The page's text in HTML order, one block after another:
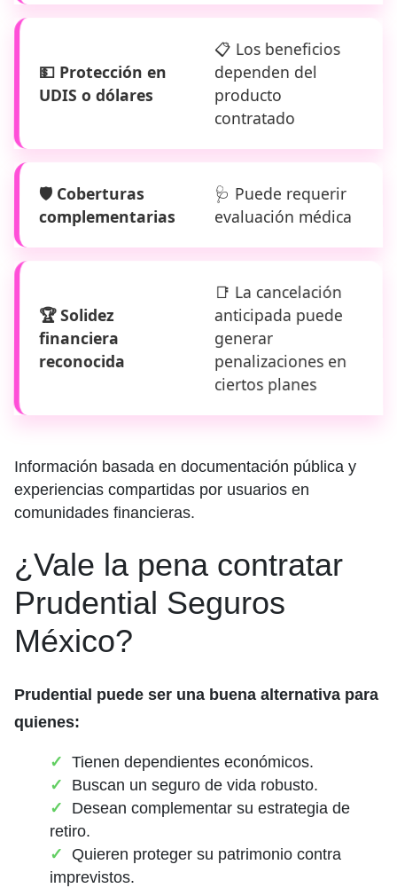
💵 Protección en
UDIS o dólares
📋 Los beneficios
dependen del
producto
contratado
🛡️ Coberturas
complementarias
🩺 Puede requerir
evaluación médica
🏆 Solidez
financiera
reconocida
📑 La cancelación
anticipada puede
generar
penalizaciones en
ciertos planes
Información basada en documentación pública y
experiencias compartidas por usuarios en
comunidades financieras.
¿Vale la pena contratar
Prudential Seguros
México?
Prudential puede ser una buena alternativa para
quienes:
Tienen dependientes económicos.
Buscan un seguro de vida robusto.
Desean complementar su estrategia de
retiro.
Quieren proteger su patrimonio contra
imprevistos.